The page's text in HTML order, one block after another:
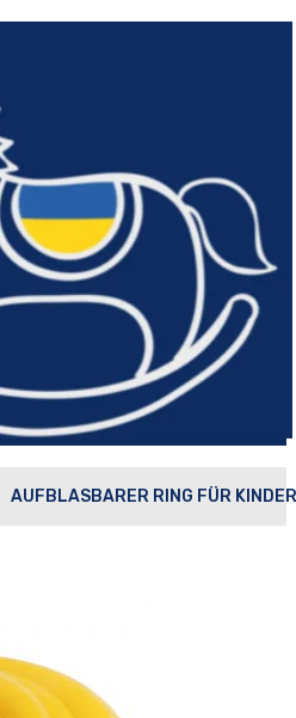
AUFBLASBARER RING FÜR KINDER